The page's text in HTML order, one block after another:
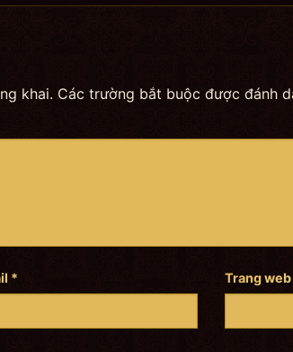
khai. Các trường bắt buộc được đánh
* Trang web